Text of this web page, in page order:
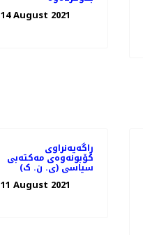
14 August 2021
ڕاگەیەنراوى
کۆبونەوەى مەکتەبى
سیاسى (ی. ن. ک)
11 August 2021